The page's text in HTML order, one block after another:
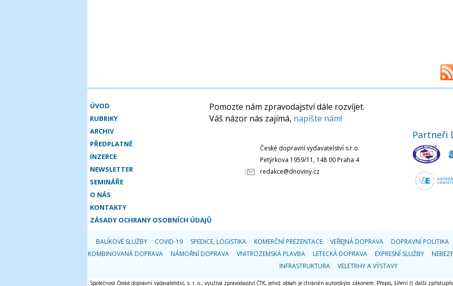
ÚVOD
RUBRIKY
ARCHIV
PŘEDPLATNÉ
INZERCE
NEWSLETTER
SEMINÁŘE
O NÁS
KONTAKTY
ZÁSADY OCHRANY OSOBNÍCH ÚDAJŮ
Pomozte nám zpravodajství dále rozvíjet.
Váš názor nás zajímá, napište nám!
České dopravní vydavatelství s.r.o.
Petýrkova 1959/11, 148 00 Praha 4
redakce@dnoviny.cz
Partneři
BALÍKOVÉ SLUŽBY COVID-19 SPEDICE, LOGISTIKA KOMERČNÍ PREZENTACE VEŘEJNÁ DOPRAVA DOPRAVNÍ POLITIKA
KOMBINOVANÁ DOPRAVA
NÁMOŘNÍ DOPRAVA VNITROZEMSKÁ PLAVBA LETECKÁ DOPRAVA EXPRESNÍ SLUŽBY
INFRASTRUKTURA
VELETRHY A VÝSTAVY
Společnost České dopravní vydavatelství, s. r. o., využívá zpravodajství ČTK, jehož obsah je chráněn autorským zákonem. Přepis, šíření či další